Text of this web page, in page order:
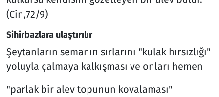
(Cin,72/9)​​
Sihirbazlara ulaştırılır
Şeytanların semanın sırlarını "kulak hırsızlığı"
yoluyla çalmaya kalkışması ve onları hemen
"parlak bir alev topunun kovalaması"